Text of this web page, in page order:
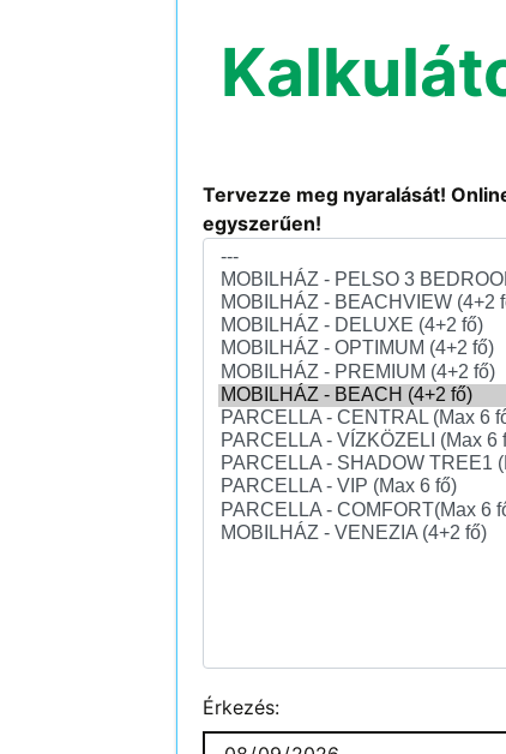
Tervezze meg nyaralását!
egyszerűen!
Érkezés: